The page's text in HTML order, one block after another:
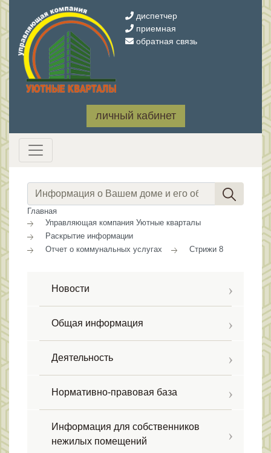
диспетчер
приемная
обратная связь
личный кабинет
Главная
Управляющая компания Уютные кварталы
Раскрытие информации
Отчет о коммунальных услугах
Стрижи 8
Новости
Общая информация
Деятельность
Нормативно-правовая база
Информация для собственников
нежилых помещений